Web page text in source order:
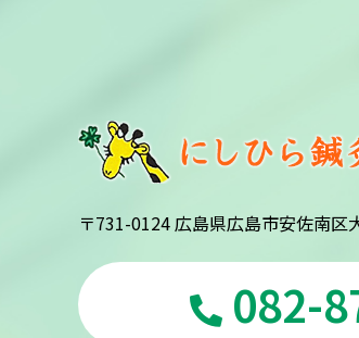
〒731-0124 広島県広島市安佐南区
082-